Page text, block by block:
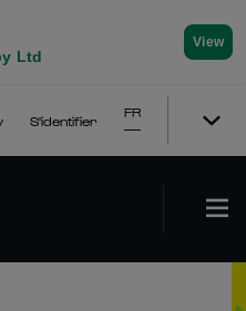
Ltd
View
S'identifier
FR